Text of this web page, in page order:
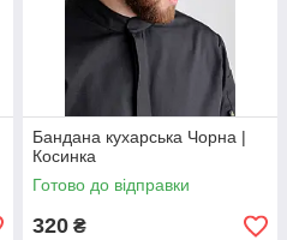
Бандана кухарська Чорна |
Косинка
Готово до відправки
320 ₴